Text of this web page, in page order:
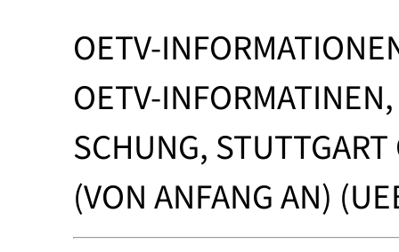
OETV-
OETV-
SCHUNG,
(VON ANFANG AN)